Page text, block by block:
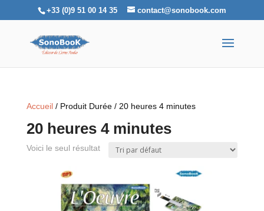
+33 (0)9 51 00 14 35 contact@sonobook.com
Accueil/ Produit Durée / 20 heures 4 minutes
20 heures 4 minutes
Voici le seul résultat